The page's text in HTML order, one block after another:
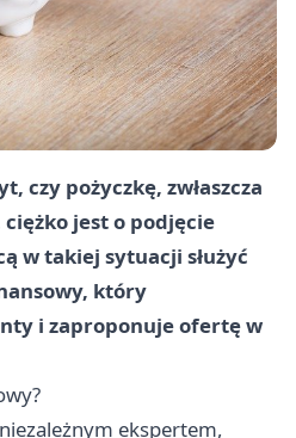
czy pożyczkę, zwłaszcza
jest o podjęcie
w takiej sytuacji służyć
który
i zaproponuje ofertę w
ekspertem,